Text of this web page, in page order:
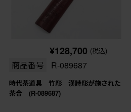
¥128,700 (税込)
商品番号 R-089687
時代茶道具 竹彫 漢詩彫が施された
茶合 (R-089687)